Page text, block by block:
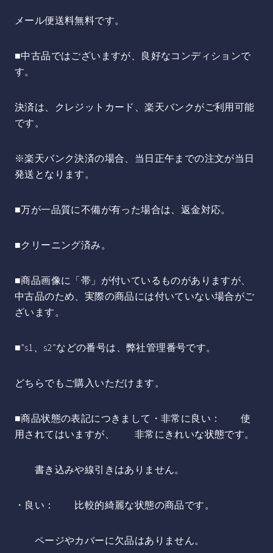
メール便送料無料です。
■中古品ではございますが、良好なコンディションで
す。
決済は、クレジットカード、楽天バンクがご利用可能
です。
※楽天バンク決済の場合、当日正午までの注文が当日
発送となります。
■万が一品質に不備が有った場合は、返金対応。
■クリーニング済み。
■商品画像に「帯」が付いているものがありますが、
中古品のため、実際の商品には付いていない場合がご
ざいます。
■”s1、s2”などの番号は、弊社管理番号です。
どちらでもご購入いただけます。
■商品状態の表記につきまして・非常に良い： 使
用されてはいますが、 非常にきれいな状態です。
書き込みや線引きはありません。
・良い： 比較的綺麗な状態の商品です。
ページやカバーに欠品はありません。